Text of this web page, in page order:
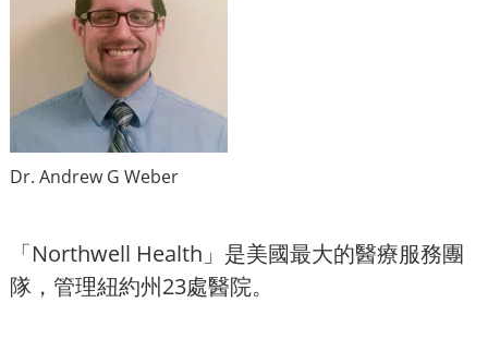
Dr. Andrew G Weber
「Northwell Health」是美國最大的醫療服務團
隊，管理紐約州23處醫院。